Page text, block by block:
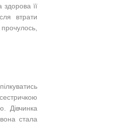
її
втрати
Дівчинка
стала